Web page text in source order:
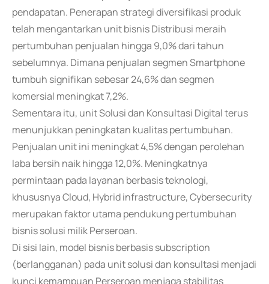
pendapatan. Penerapan strategi diversifikasi produk
telah mengantarkan unit bisnis Distribusi meraih
pertumbuhan penjualan hingga 9,0% dari tahun
sebelumnya. Dimana penjualan segmen Smartphone
tumbuh signifikan sebesar 24,6% dan segmen
komersial meningkat 7,2%.
Sementara itu, unit Solusi dan Konsultasi Digital terus
menunjukkan peningkatan kualitas pertumbuhan.
Penjualan unit ini meningkat 4,5% dengan perolehan
laba bersih naik hingga 12,0%. Meningkatnya
permintaan pada layanan berbasis teknologi,
khususnya Cloud, Hybrid infrastructure, Cybersecurity
merupakan faktor utama pendukung pertumbuhan
bisnis solusi milik Perseroan.
Di sisi lain, model bisnis berbasis subscription
(berlangganan) pada unit solusi dan konsultasi menjadi
kunci kemampuan Perseroan menjaga stabilitas